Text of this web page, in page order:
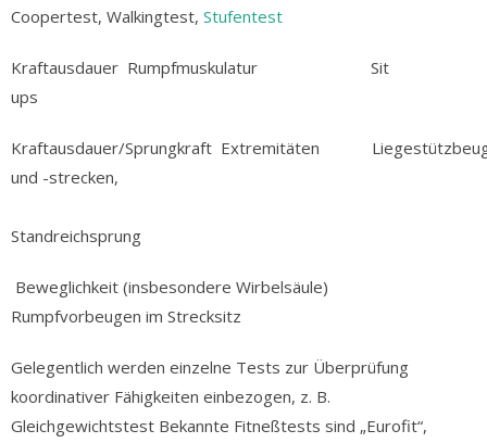
Coopertest, Walkingtest, Stufentest
Kraftausdauer Rumpfmuskulatur Sit
ups
Kraftausdauer/Sprungkraft Extremitäten
und -strecken,
Standreichsprung
Beweglichkeit (insbesondere Wirbelsäule)
Rumpfvorbeugen im Strecksitz
Gelegentlich werden einzelne Tests zur Überprüfung
koordinativer Fähigkeiten einbezogen, z. B.
Gleichgewichtstest Bekannte Fitneßtests sind „Eurofit“,